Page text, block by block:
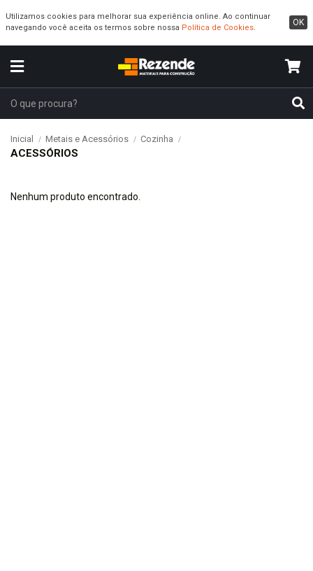
OK
Utilizamos cookies para melhorar sua experiência online. Ao continuar
navegando você aceita os termos sobre nossa Política de Cookies.
Inicial Metais e Acessórios Cozinha
ACESSÓRIOS
Nenhum produto encontrado.